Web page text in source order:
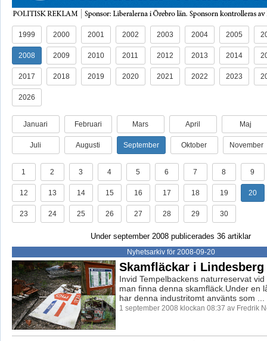
1999 2000 2001 2002 2003 2004 2005
2008 2009 2010 2011 2012 2013 2014
2017 2018 2019 2020 2021 2022 2023
2026
Januari Februari Mars April Maj
Juli Augusti September Oktober November
1 2 3 4 5 6 7 8 9
12 13 14 15 16 17 18 19 20
23 24 25 26 27 28 29 30
Under september 2008 publicerades 36 artiklar
Nyhetsarkiv för 2008-09-20
Skamfläckar i Lindesberg
Invid Tempelbackens naturreservat
man finna denna skamfläck.Under en
har denna industritomt använts som ...
1 september 2008 klockan 08:37 av Fredrik